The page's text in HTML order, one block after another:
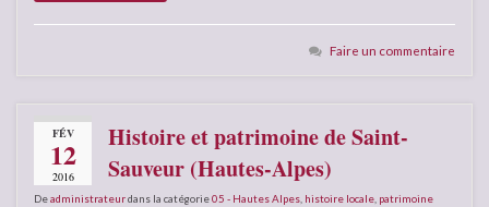
Faire un commentaire
FÉV
12
2016
Histoire et patrimoine de Saint-
Sauveur (Hautes-Alpes)
Deadministrateurdans la catégorie05 - Hautes Alpes histoire locale patrimoine